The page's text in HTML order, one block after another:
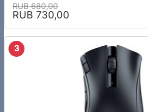
RUB 680,00
RUB 730,00
3